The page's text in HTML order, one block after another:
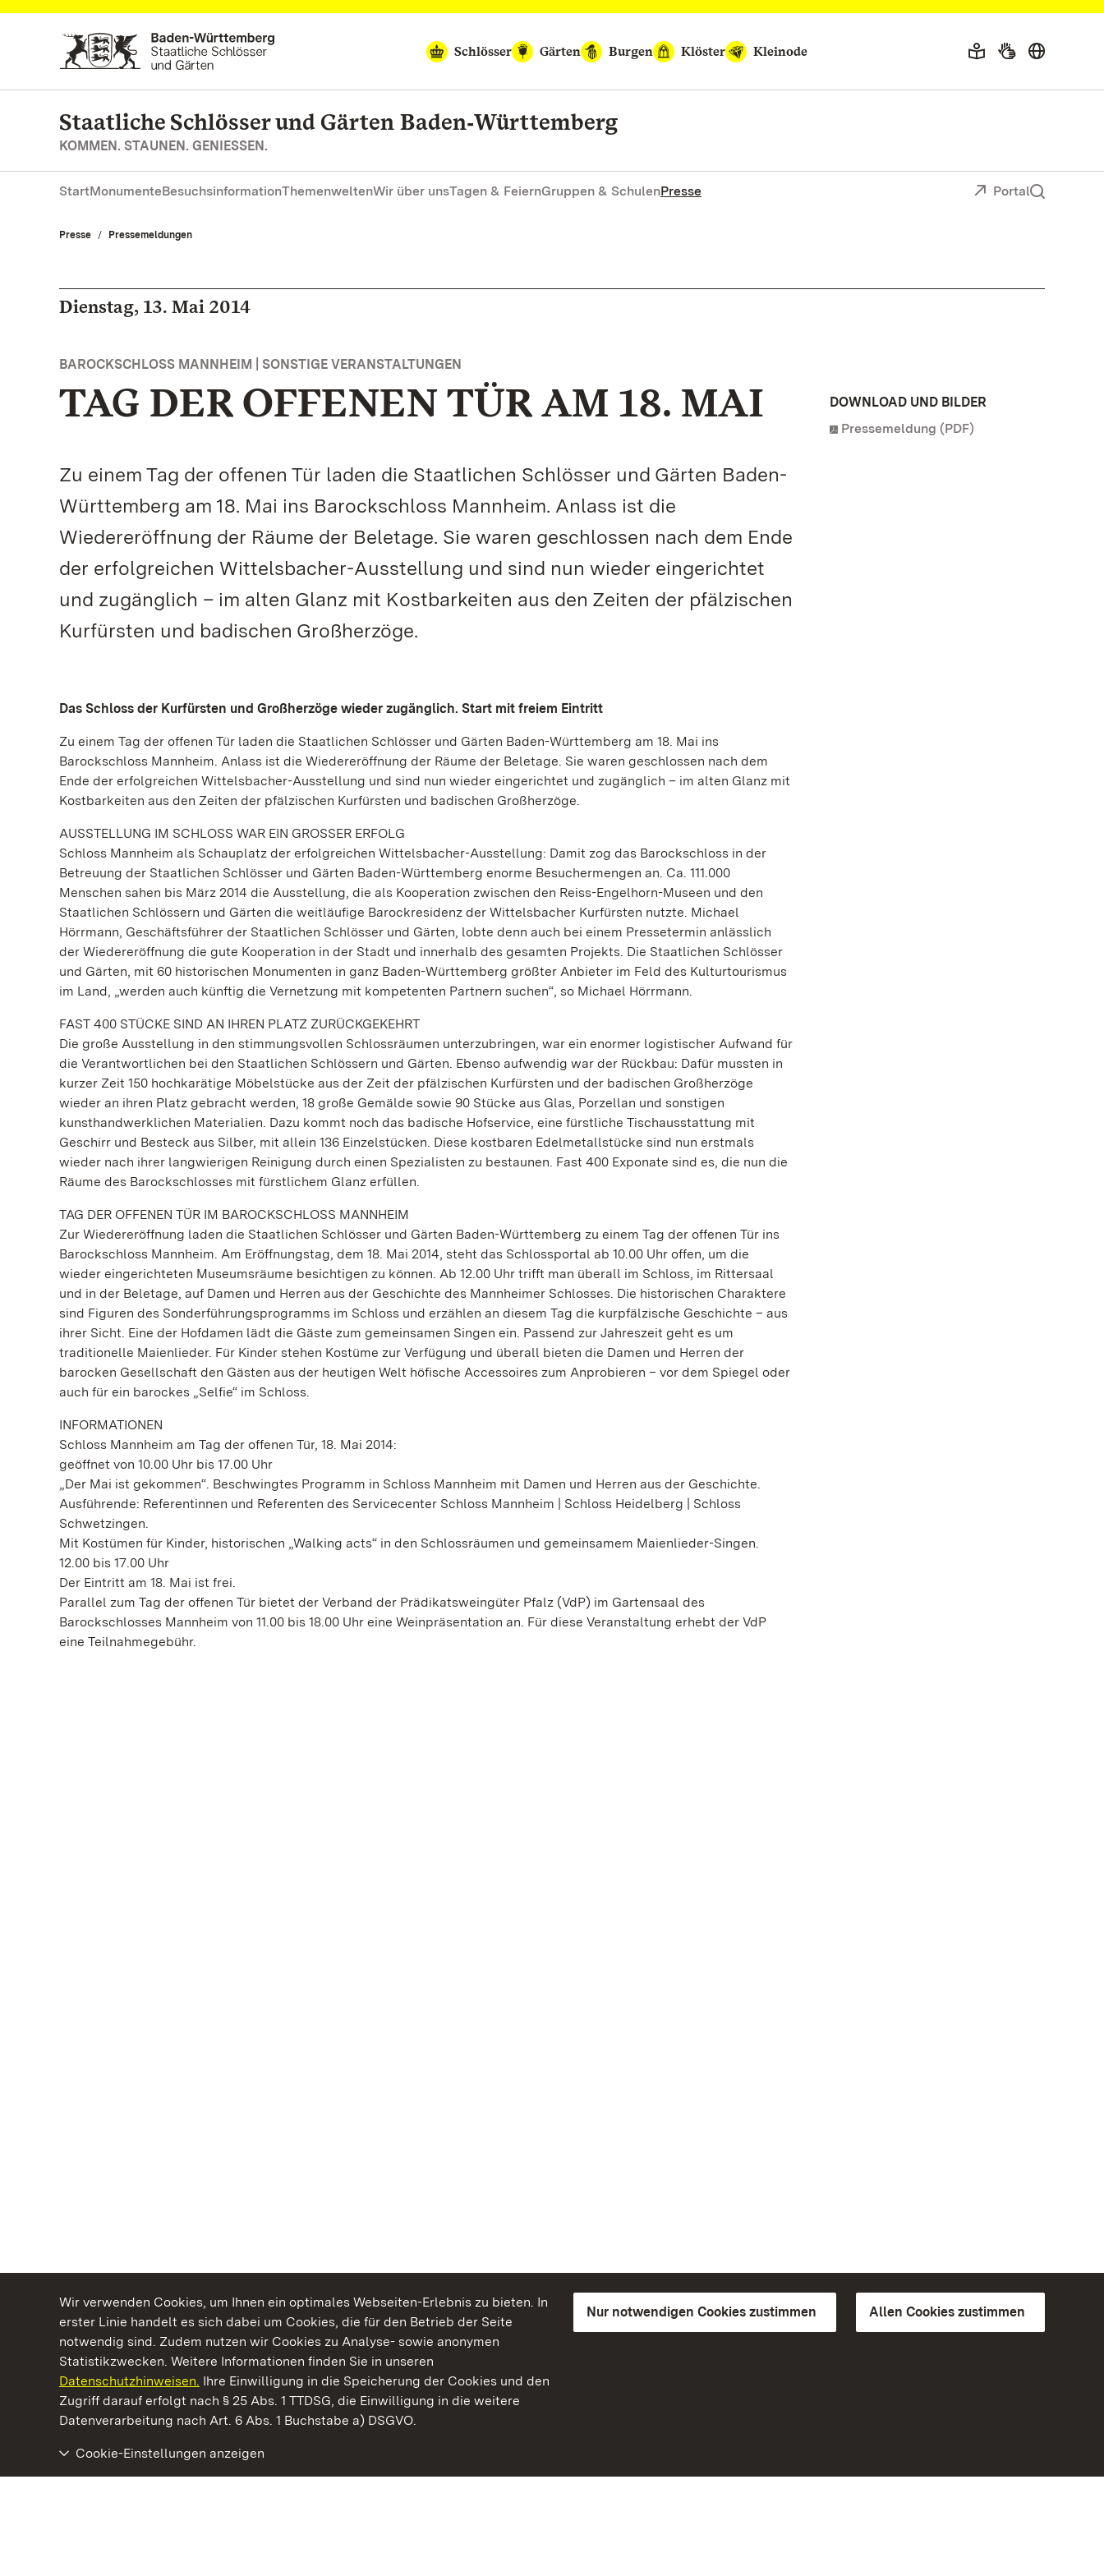
Wir verwenden Cookies, um Ihnen ein optimales Webseiten-Erlebnis zu bieten. In
erster Linie handelt es sich dabei um Cookies, die für den Betrieb der Seite
notwendig sind. Zudem nutzen wir Cookies zu Analyse- sowie anonymen
Statistikzwecken. Weitere Informationen finden Sie in unseren
Datenschutzhinweisen. Ihre Einwilligung in die Speicherung der Cookies und den
Zugriff darauf erfolgt nach § 25 Abs. 1 TTDSG, die Einwilligung in die weitere
Datenverarbeitung nach Art. 6 Abs. 1 Buchstabe a) DSGVO.
Nur notwendigen Cookies zustimmen Allen Cookies zustimmen
Cookie-Einstellungen anzeigen
Zum Hauptinhalt springen
Schlösser
Gärten Burgen Klöster Kleinode
Staatliche Schlösser und Gärten Baden‑Württemberg
KOMMEN. STAUNEN. GENIESSEN.
StartMonumenteBesuchsinformationThemenweltenWir über unsTagen & FeiernGruppen & SchulenPresse Portal
Presse Pressemeldungen
Dienstag, 13. Mai 2014
BAROCKSCHLOSS MANNHEIM | SONSTIGE VERANSTALTUNGEN
TAG DER OFFENEN TÜR AM 18. MAI
Zu einem Tag der offenen Tür laden die Staatlichen Schlösser und Gärten Baden-
Württemberg am 18. Mai ins Barockschloss Mannheim. Anlass ist die
Wiedereröffnung der Räume der Beletage. Sie waren geschlossen nach dem Ende
der erfolgreichen Wittelsbacher-Ausstellung und sind nun wieder eingerichtet
und zugänglich – im alten Glanz mit Kostbarkeiten aus den Zeiten der pfälzischen
Kurfürsten und badischen Großherzöge.
Das Schloss der Kurfürsten und Großherzöge wieder zugänglich. Start mit freiem Eintritt
Zu einem Tag der offenen Tür laden die Staatlichen Schlösser und Gärten Baden-Württemberg am 18. Mai ins
Barockschloss Mannheim. Anlass ist die Wiedereröffnung der Räume der Beletage. Sie waren geschlossen nach dem
Ende der erfolgreichen Wittelsbacher-Ausstellung und sind nun wieder eingerichtet und zugänglich – im alten Glanz mit
Kostbarkeiten aus den Zeiten der pfälzischen Kurfürsten und badischen Großherzöge.
AUSSTELLUNG IM SCHLOSS WAR EIN GROSSER ERFOLG
Schloss Mannheim als Schauplatz der erfolgreichen Wittelsbacher-Ausstellung: Damit zog das Barockschloss in der
Betreuung der Staatlichen Schlösser und Gärten Baden-Württemberg enorme Besuchermengen an. Ca. 111.000
Menschen sahen bis März 2014 die Ausstellung, die als Kooperation zwischen den Reiss-Engelhorn-Museen und den
Staatlichen Schlössern und Gärten die weitläufige Barockresidenz der Wittelsbacher Kurfürsten nutzte. Michael
Hörrmann, Geschäftsführer der Staatlichen Schlösser und Gärten, lobte denn auch bei einem Pressetermin anlässlich
der Wiedereröffnung die gute Kooperation in der Stadt und innerhalb des gesamten Projekts. Die Staatlichen Schlösser
und Gärten, mit 60 historischen Monumenten in ganz Baden-Württemberg größter Anbieter im Feld des Kulturtourismus
im Land, „werden auch künftig die Vernetzung mit kompetenten Partnern suchen“, so Michael Hörrmann.
FAST 400 STÜCKE SIND AN IHREN PLATZ ZURÜCKGEKEHRT
Die große Ausstellung in den stimmungsvollen Schlossräumen unterzubringen, war ein enormer logistischer Aufwand für
die Verantwortlichen bei den Staatlichen Schlössern und Gärten. Ebenso aufwendig war der Rückbau: Dafür mussten in
kurzer Zeit 150 hochkarätige Möbelstücke aus der Zeit der pfälzischen Kurfürsten und der badischen Großherzöge
wieder an ihren Platz gebracht werden, 18 große Gemälde sowie 90 Stücke aus Glas, Porzellan und sonstigen
kunsthandwerklichen Materialien. Dazu kommt noch das badische Hofservice, eine fürstliche Tischausstattung mit
Geschirr und Besteck aus Silber, mit allein 136 Einzelstücken. Diese kostbaren Edelmetallstücke sind nun erstmals
wieder nach ihrer langwierigen Reinigung durch einen Spezialisten zu bestaunen. Fast 400 Exponate sind es, die nun die
Räume des Barockschlosses mit fürstlichem Glanz erfüllen.
TAG DER OFFENEN TÜR IM BAROCKSCHLOSS MANNHEIM
Zur Wiedereröffnung laden die Staatlichen Schlösser und Gärten Baden-Württemberg zu einem Tag der offenen Tür ins
Barockschloss Mannheim. Am Eröffnungstag, dem 18. Mai 2014, steht das Schlossportal ab 10.00 Uhr offen, um die
wieder eingerichteten Museumsräume besichtigen zu können. Ab 12.00 Uhr trifft man überall im Schloss, im Rittersaal
und in der Beletage, auf Damen und Herren aus der Geschichte des Mannheimer Schlosses. Die historischen Charaktere
sind Figuren des Sonderführungsprogramms im Schloss und erzählen an diesem Tag die kurpfälzische Geschichte – aus
ihrer Sicht. Eine der Hofdamen lädt die Gäste zum gemeinsamen Singen ein. Passend zur Jahreszeit geht es um
traditionelle Maienlieder. Für Kinder stehen Kostüme zur Verfügung und überall bieten die Damen und Herren der
barocken Gesellschaft den Gästen aus der heutigen Welt höfische Accessoires zum Anprobieren – vor dem Spiegel oder
auch für ein barockes „Selfie“ im Schloss.
INFORMATIONEN
Schloss Mannheim am Tag der offenen Tür, 18. Mai 2014:
geöffnet von 10.00 Uhr bis 17.00 Uhr
„Der Mai ist gekommen“. Beschwingtes Programm in Schloss Mannheim mit Damen und Herren aus der Geschichte.
Ausführende: Referentinnen und Referenten des Servicecenter Schloss Mannheim | Schloss Heidelberg | Schloss
Schwetzingen.
Mit Kostümen für Kinder, historischen „Walking acts“ in den Schlossräumen und gemeinsamem Maienlieder-Singen.
12.00 bis 17.00 Uhr
Der Eintritt am 18. Mai ist frei.
Parallel zum Tag der offenen Tür bietet der Verband der Prädikatsweingüter Pfalz (VdP) im Gartensaal des
Barockschlosses Mannheim von 11.00 bis 18.00 Uhr eine Weinpräsentation an. Für diese Veranstaltung erhebt der VdP
eine Teilnahmegebühr.
DOWNLOAD UND BILDER
Pressemeldung (PDF)
Kommen. Staunen. Genießen.